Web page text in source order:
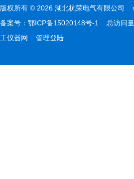
版权所有 © 2026 湖北杭荣电气有限公司
备案号： 鄂ICP备15020148号-1 总访问
工仪器网
管理登陆